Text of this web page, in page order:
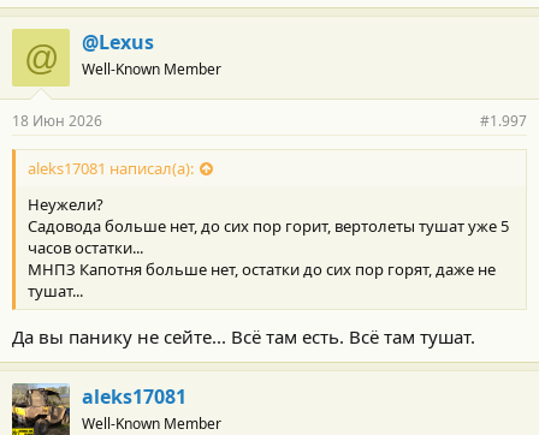
@ @Lexus
Well-Known Member
18 Июн 2026 #1.997
aleks17081 написал(а):
Неужели?
Садовода больше нет, до сих пор горит, вертолеты тушат уже 5
часов остатки...
МНПЗ Капотня больше нет, остатки до сих пор горят, даже не
тушат...
Да вы панику не сейте... Всё там есть. Всё там тушат.
aleks17081
Well-Known Member